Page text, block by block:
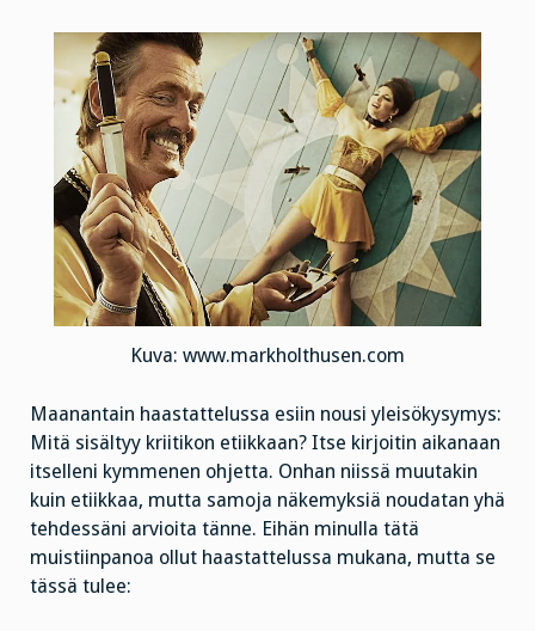
Kuva: www.markholthusen.com
Maanantain haastattelussa esiin nousi yleisökysymys:
Mitä sisältyy kriitikon etiikkaan? Itse kirjoitin aikanaan
itselleni kymmenen ohjetta. Onhan niissä muutakin
kuin etiikkaa, mutta samoja näkemyksiä noudatan yhä
tehdessäni arvioita tänne. Eihän minulla tätä
muistiinpanoa ollut haastattelussa mukana, mutta se
tässä tulee: